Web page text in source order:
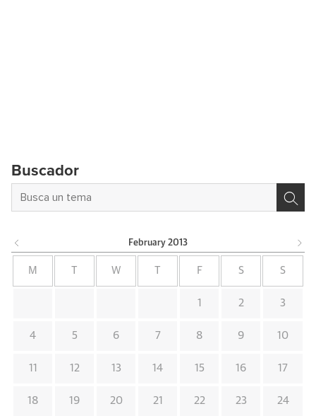
Buscador
February 2013
M W F S S
1 2 3
4 5 6 7 8 9 10
11 12 13 14 15 16 17
18 19 20 21 22 23 24